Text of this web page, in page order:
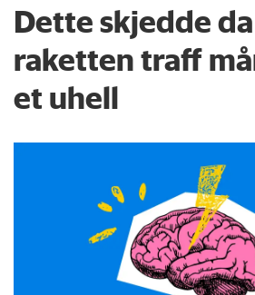
Dette skjedde
raketten traff
et uhell